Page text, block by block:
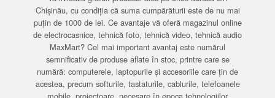
Chișinău, cu condiția că suma cumpărăturii este de nu mai
puțin de 1000 de lei. Ce avantaje vă oferă magazinul online
de electrocasnice, tehnică foto, tehnică video, tehnică audio
MaxMart? Cel mai important avantaj este numărul
semnificativ de produse aflate în stoc, printre care se
numără: computerele, laptopurile și accesoriile care țin de
acestea, precum softurile, tastaturile, cablurile, telefoanele